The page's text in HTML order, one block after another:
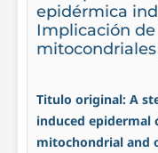
epidérmica
Implicación
Titulo original: A
induced epidermal
mitochondrial and